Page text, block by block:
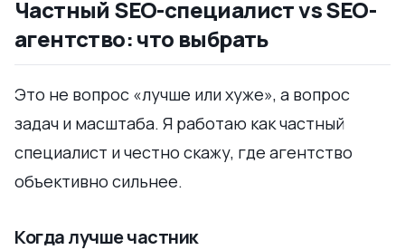
Частный SEO-специалист vs SEO-
агентство: что выбрать
Это не вопрос «лучше или хуже», а вопрос
задач и масштаба. Я работаю как частный
специалист и честно скажу, где агентство
объективно сильнее.
Когда лучше частник